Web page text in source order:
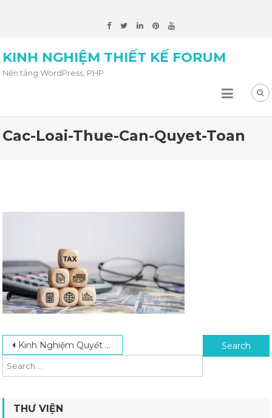
KINH NGHIỆM THIẾT KẾ FORUM
Nền tảng WordPress, PHP
Cac-Loai-Thue-Can-Quyet-Toan
Post navigation
Kinh Nghiệm Quyết Toán Thuế Đúng Quy Định Dành Cho Doanh Nghiệp Mới Search for:
THƯ VIỆN